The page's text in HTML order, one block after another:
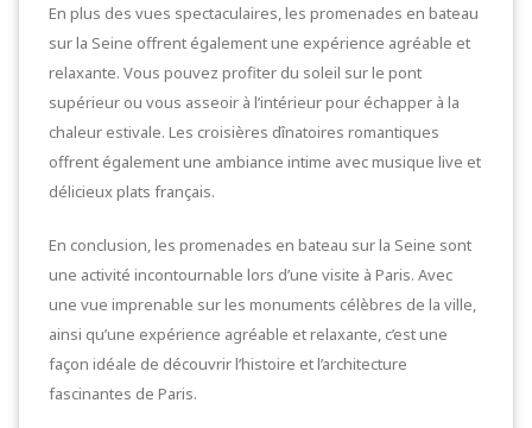
En plus des vues spectaculaires, les promenades en bateau
sur la Seine offrent également une expérience agréable et
relaxante. Vous pouvez profiter du soleil sur le pont
supérieur ou vous asseoir à l’intérieur pour échapper à la
chaleur estivale. Les croisières dînatoires romantiques
offrent également une ambiance intime avec musique live et
délicieux plats français.
En conclusion, les promenades en bateau sur la Seine sont
une activité incontournable lors d’une visite à Paris. Avec
une vue imprenable sur les monuments célèbres de la ville,
ainsi qu’une expérience agréable et relaxante, c’est une
façon idéale de découvrir l’histoire et l’architecture
fascinantes de Paris.